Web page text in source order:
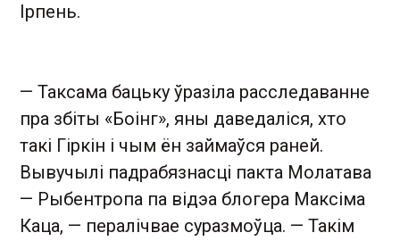
Ірпень.
— Таксама бацьку ўразіла расследаванне
пра збіты «Боінг», яны даведаліся, хто
такі Гіркін і чым ён займаўся раней.
Вывучылі падрабязнасці пакта Молатава
— Рыбентропа па відэа блогера Максіма
Каца, — пералічвае суразмоўца. — Такім